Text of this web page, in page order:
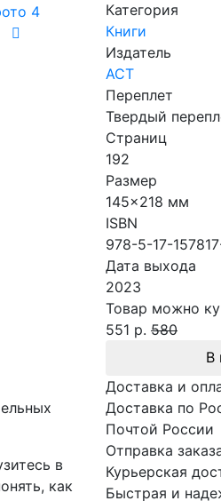
Категория
Книги
Издатель
АСТ
Переплет
Твердый
Страниц
192
Размер
145x218 мм
ISBN
978-5-17-
Дата выхода
2023
Товар можно
551 р. 580
В
в
как
Доставка и
Доставка по
Почтой России
Отправка
Курьерская
Быстрая и